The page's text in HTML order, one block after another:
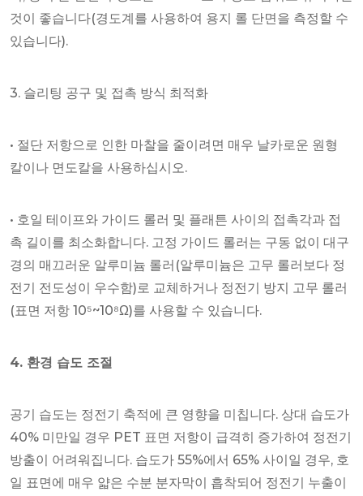
것이 좋습니다(경도계를 사용하여 용지 롤 단면을 측정할 수
있습니다).
3. 슬리팅 공구 및 접촉 방식 최적화
• 절단 저항으로 인한 마찰을 줄이려면 매우 날카로운 원형
칼이나 면도칼을 사용하십시오.
• 호일 테이프와 가이드 롤러 및 플래튼 사이의 접촉각과 접
촉 길이를 최소화합니다. 고정 가이드 롤러는 구동 없이 대구
경의 매끄러운 알루미늄 롤러(알루미늄은 고무 롤러보다 정
전기 전도성이 우수함)로 교체하거나 정전기 방지 고무 롤러
(표면 저항 10⁵~10⁸Ω)를 사용할 수 있습니다.
4. 환경 습도 조절
공기 습도는 정전기 축적에 큰 영향을 미칩니다. 상대 습도가
40% 미만일 경우 PET 표면 저항이 급격히 증가하여 정전기
방출이 어려워집니다. 습도가 55%에서 65% 사이일 경우, 호
일 표면에 매우 얇은 수분 분자막이 흡착되어 정전기 누출이